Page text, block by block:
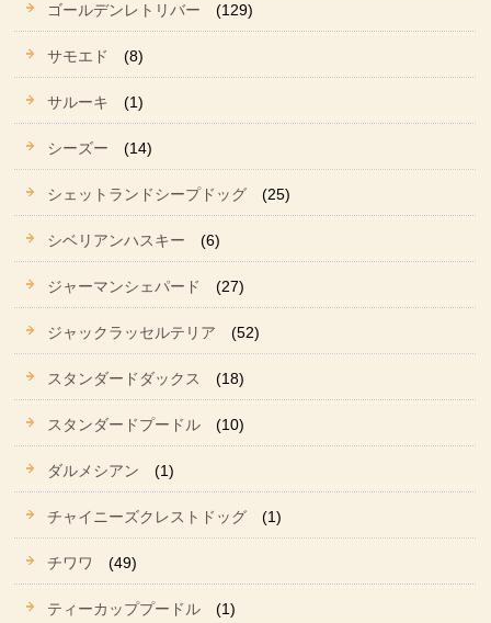
ゴールデンレトリバー (129)
サモエド (8)
サルーキ (1)
シーズー (14)
シェットランドシープドッグ (25)
シベリアンハスキー (6)
ジャーマンシェパード (27)
ジャックラッセルテリア (52)
スタンダードダックス (18)
スタンダードプードル (10)
ダルメシアン (1)
チャイニーズクレストドッグ (1)
チワワ (49)
ティーカッププードル (1)